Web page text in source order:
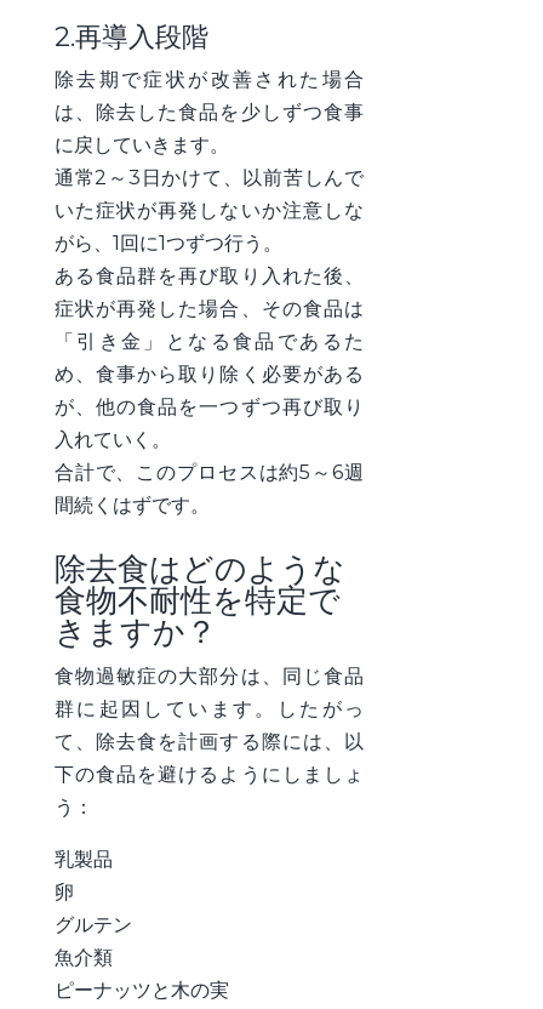
2.再導入段階
除去期で症状が改善された場合
は、除去した食品を少しずつ食事
に戻していきます。
通常2～3日かけて、以前苦しんで
いた症状が再発しないか注意しな
がら、1回に1つずつ行う。
ある食品群を再び取り入れた後、
症状が再発した場合、その食品は
「引き金」となる食品であるた
め、食事から取り除く必要がある
が、他の食品を一つずつ再び取り
入れていく。
合計で、このプロセスは約5～6週
間続くはずです。
除去食はどのような
食物不耐性を特定で
きますか？
食物過敏症の大部分は、同じ食品
群に起因しています。したがっ
て、除去食を計画する際には、以
下の食品を避けるようにしましょ
う：
乳製品
卵
グルテン
魚介類
ピーナッツと木の実